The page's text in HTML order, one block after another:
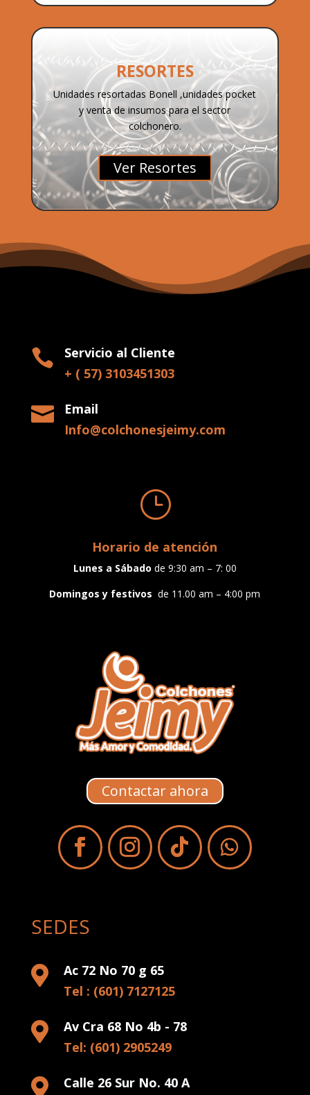
RESORTES
Unidades resortadas Bonell ,unidades pocket
y venta de insumos para el sector
colchonero.
Ver Resortes

Servicio al Cliente
+ ( 57) 3103451303

Email
Info@colchonesjeimy.com
}
Horario de atención
Lunes a Sábado de 9:30 am – 7: 00
Domingos y festivos de 11.00 am – 4:00 pm
Contactar ahora
SEDES

Ac 72 No 70 g 65
Tel : (601) 7127125

Av Cra 68 No 4b - 78
Tel: (601) 2905249

Calle 26 Sur No. 40 A